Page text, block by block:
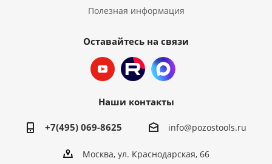
Полезная информация
Оставайтесь на связи
Наши контакты
+7(495) 069-8625 info@pozostools.ru
Москва, ул. Краснодарская, 66